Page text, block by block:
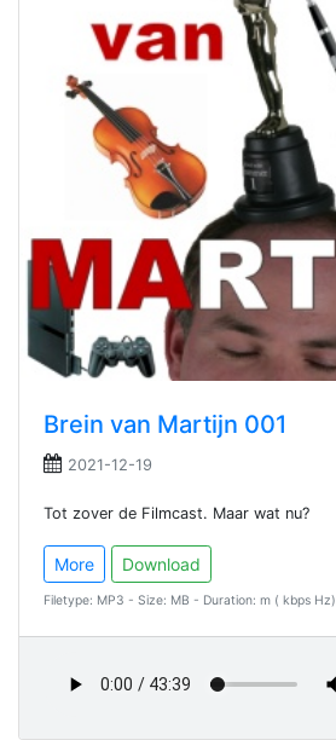
Brein van Martijn 001
2021-12-19
Tot zover de Filmcast. Maar wat nu?
More Download
Filetype: MP3 - Size: MB - Duration: m ( kbps Hz)